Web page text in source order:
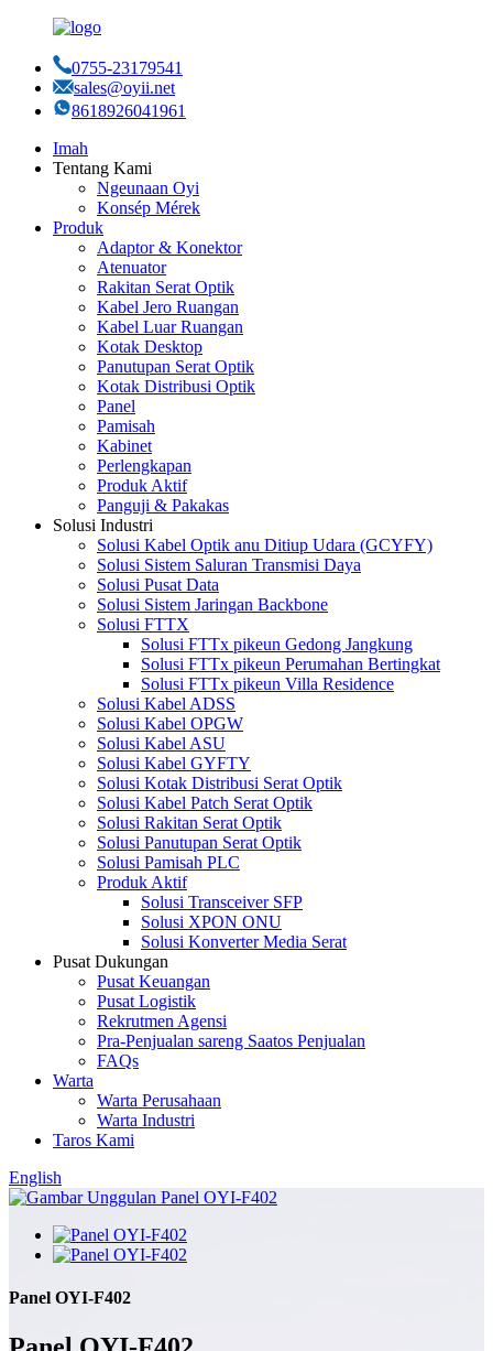
0755-23179541
sales@oyii.net
8618926041961
Imah
Tentang Kami
Ngeunaan Oyi
Konsép Mérek
Produk
Adaptor & Konektor
Atenuator
Rakitan Serat Optik
Kabel Jero Ruangan
Kabel Luar Ruangan
Kotak Desktop
Panutupan Serat Optik
Kotak Distribusi Optik
Panel
Pamisah
Kabinet
Perlengkapan
Produk Aktif
Panguji & Pakakas
Solusi Industri
Solusi Kabel Optik anu Ditiup Udara (GCYFY)
Solusi Sistem Saluran Transmisi Daya
Solusi Pusat Data
Solusi Sistem Jaringan Backbone
Solusi FTTX
Solusi FTTx pikeun Gedong Jangkung
Solusi FTTx pikeun Perumahan Bertingkat
Solusi FTTx pikeun Villa Residence
Solusi Kabel ADSS
Solusi Kabel OPGW
Solusi Kabel ASU
Solusi Kabel GYFTY
Solusi Kotak Distribusi Serat Optik
Solusi Kabel Patch Serat Optik
Solusi Rakitan Serat Optik
Solusi Panutupan Serat Optik
Solusi Pamisah PLC
Produk Aktif
Solusi Transceiver SFP
Solusi XPON ONU
Solusi Konverter Media Serat
Pusat Dukungan
Pusat Keuangan
Pusat Logistik
Rekrutmen Agensi
Pra-Penjualan sareng Saatos Penjualan
FAQs
Warta
Warta Perusahaan
Warta Industri
Taros Kami
English
Panel OYI-F402